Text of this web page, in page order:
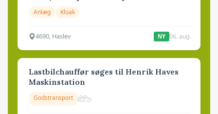
Anlæg Kloak
4690, Haslev NY 06. aug.
Lastbilchauffør søges til Henrik Haves
Maskinstation
Godstransport